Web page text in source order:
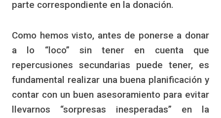
parte correspondiente en la donación.
Como hemos visto, antes de ponerse a donar
a lo “loco” sin tener en cuenta que
repercusiones secundarias puede tener, es
fundamental realizar una buena planificación y
contar con un buen asesoramiento para evitar
llevarnos “sorpresas inesperadas” en la